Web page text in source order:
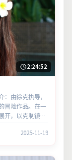
2:24:52
由徐克执导，
冒险作品。在一
开，以克制镜头
2025-11-19